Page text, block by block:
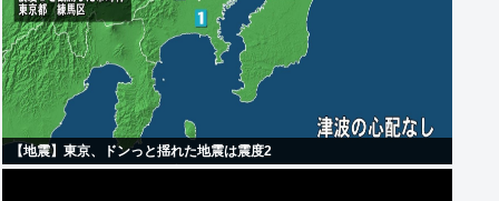
【地震】東京、ドンっと揺れた地震は震度2